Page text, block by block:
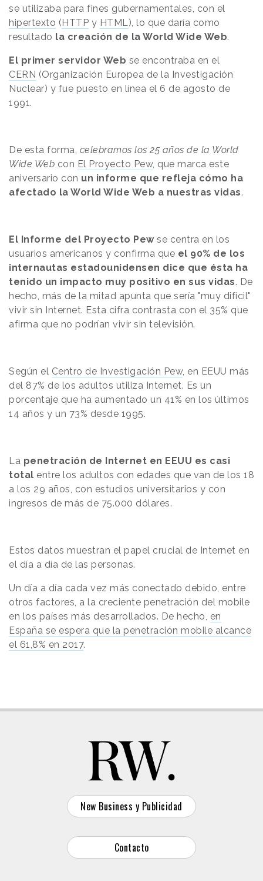
se utilizaba para fines gubernamentales, con el
hipertexto (HTTP y HTML ), lo que daría como
resultado la creación de la World Wide Web.
El primer servidor Web se encontraba en el
CERN (Organización Europea de la Investigación
Nuclear) y fue puesto en línea el 6 de agosto de
1991.
De esta forma, celebramos los 25 años de la World
Wide Web con El Proyecto Pew, que marca este
aniversario con un informe que refleja cómo ha
afectado la World Wide Web a nuestras vidas.
El Informe del Proyecto Pewse centra en los
usuarios americanos y confirma que el 90% de los
internautas estadounidensen dice que ésta ha
tenido un impacto muy positivo en sus vidas. De
hecho, más de la mitad apunta que sería "muy difícil"
vivir sin Internet. Esta cifra contrasta con el 35% que
afirma que no podrían vivir sin televisión.
Según el Centro de Investigación Pew, en EEUU más
del 87% de los adultos utiliza Internet. Es un
porcentaje que ha aumentado un 41% en los últimos
14 años y un 73% desde 1995.
La penetración de Internet en EEUU es casi
total entre los adultos con edades que van de los 18
a los 29 años, con estudios universitarios y con
ingresos de más de 75.000 dólares.
Estos datos muestran el papel crucial de Internet en
el día a día de las personas.
Un día a día cada vez más conectado debido, entre
otros factores, a la creciente penetración del mobile
en los países más desarrollados. De hecho, en
España se espera que la penetración mobile alcance
el 61,8% en 2017.
New Business y Publicidad
Contacto